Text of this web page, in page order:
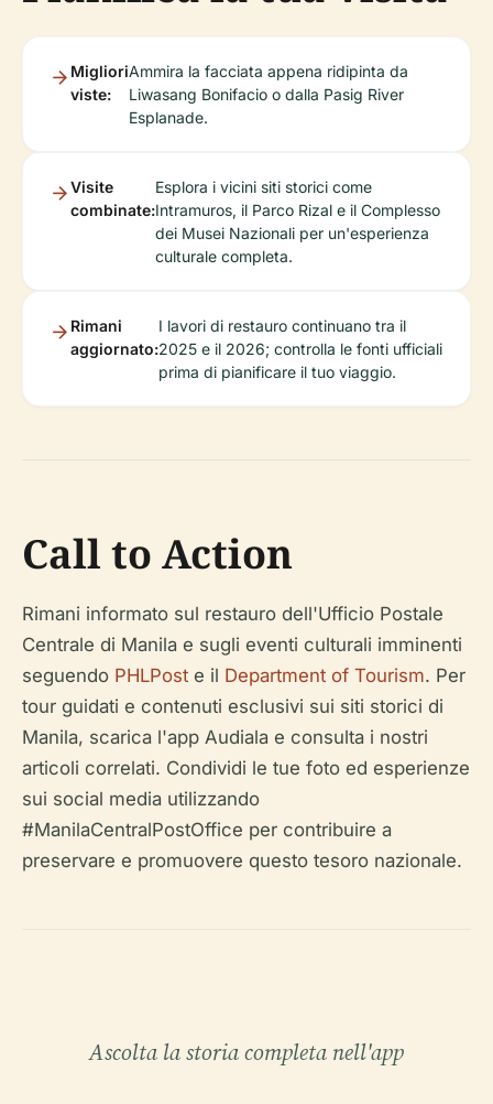
Migliori
viste:
Ammira la facciata appena ridipinta da
Liwasang Bonifacio o dalla Pasig River
Esplanade.
Visite
combinate:
Esplora i vicini siti storici come
Intramuros, il Parco Rizal e il Complesso
dei Musei Nazionali per un'esperienza
culturale completa.
Rimani
aggiornato:
I lavori di restauro continuano tra il
2025 e il 2026; controlla le fonti ufficiali
prima di pianificare il tuo viaggio.
Call to Action
Rimani informato sul restauro dell'Ufficio Postale
Centrale di Manila e sugli eventi culturali imminenti
seguendo PHLPost e il Department of Tourism. Per
tour guidati e contenuti esclusivi sui siti storici di
Manila, scarica l'app Audiala e consulta i nostri
articoli correlati. Condividi le tue foto ed esperienze
sui social media utilizzando
#ManilaCentralPostOffice per contribuire a
preservare e promuovere questo tesoro nazionale.
Ascolta la storia completa nell'app